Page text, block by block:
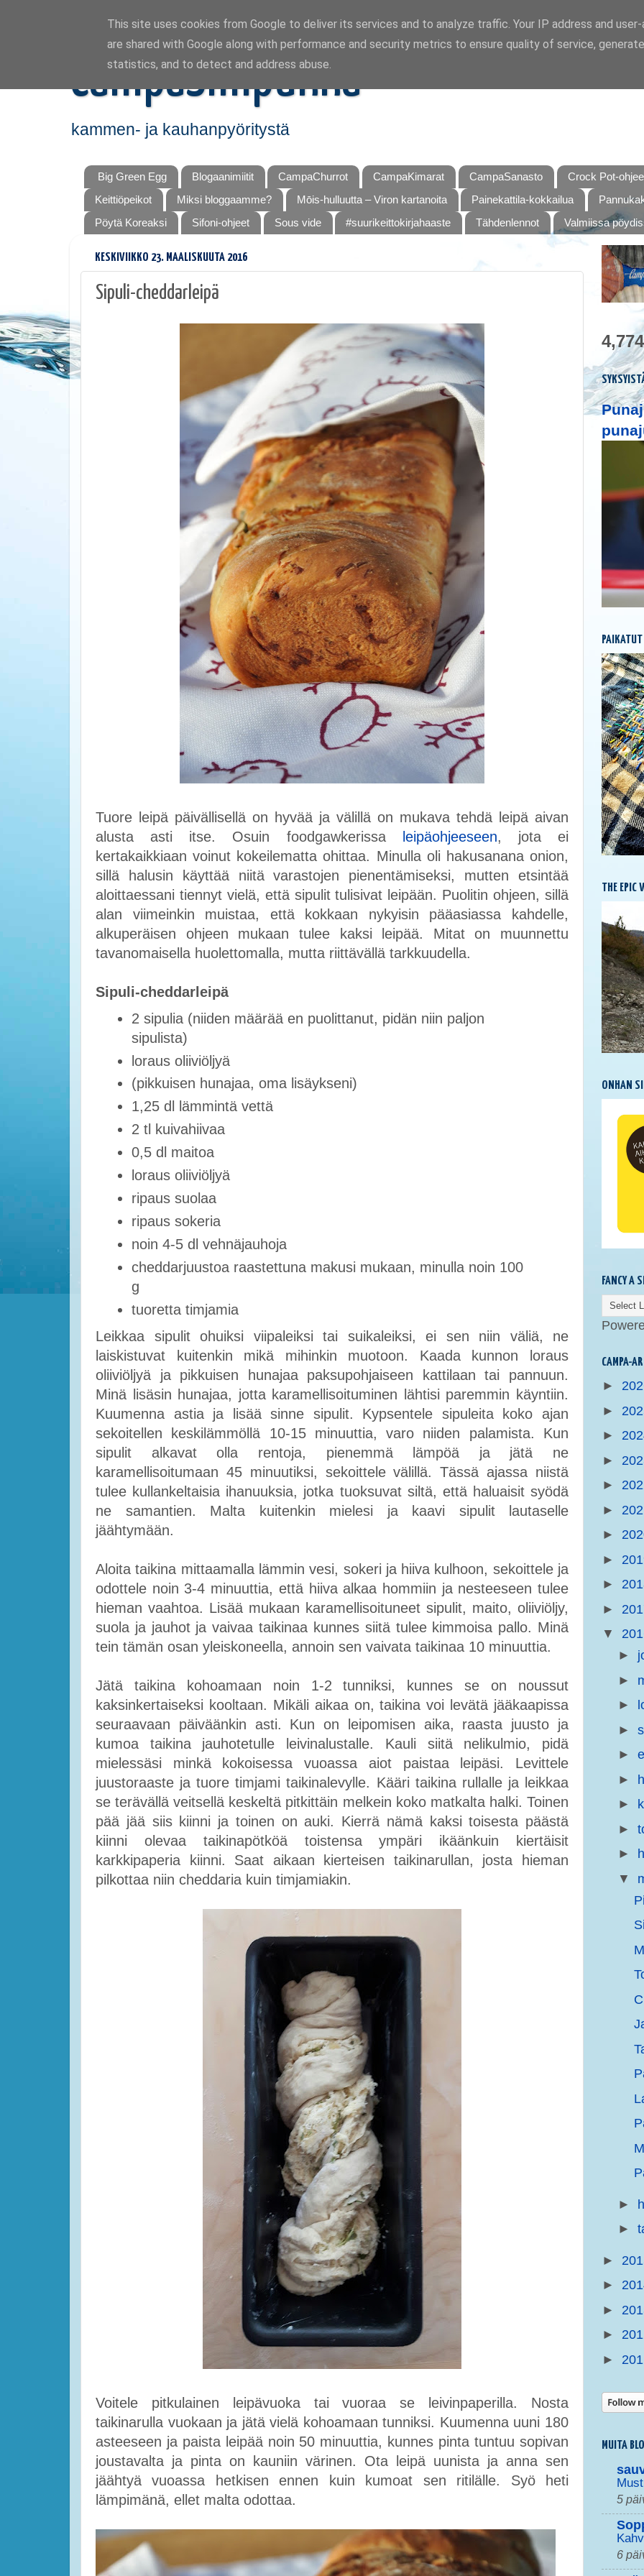
CampaSimpukka
kammen- ja kauhanpyöritystä
Big Green Egg Blogaanimiitit CampaChurrot CampaKimarat CampaSanasto
Crock Pot-
Keittiöpeikot
Miksi bloggaamme? Mōis-hulluutta – Viron kartanoita Painekattila-kokkailua
Pöytä Koreaksi
Sifoni-ohjeet Sous vide #suurikeittokirjahaaste Tähdenlennot Valmiissa
KESKIVIIKKO 23. MAALISKUUTA 2016
Sipuli-cheddarleipä
Tuore leipä päivällisellä on hyvää ja välillä on mukava tehdä leipä aivan
alusta asti itse. Osuin foodgawkerissa leipäohjeeseen, jota ei
kertakaikkiaan voinut kokeilematta ohittaa. Minulla oli hakusanana onion,
sillä halusin käyttää niitä varastojen pienentämiseksi, mutten etsintää
aloittaessani tiennyt vielä, että sipulit tulisivat leipään. Puolitin ohjeen, sillä
alan viimeinkin muistaa, että kokkaan nykyisin pääasiassa kahdelle,
alkuperäisen ohjeen mukaan tulee kaksi leipää. Mitat on muunnettu
tavanomaisella huolettomalla, mutta riittävällä tarkkuudella.
Sipuli-cheddarleipä
2 sipulia (niiden määrää en puolittanut, pidän niin paljon
sipulista)
loraus oliiviöljyä
(pikkuisen hunajaa, oma lisäykseni)
1,25 dl lämmintä vettä
2 tl kuivahiivaa
0,5 dl maitoa
loraus oliiviöljyä
ripaus suolaa
ripaus sokeria
noin 4-5 dl vehnäjauhoja
cheddarjuustoa raastettuna makusi mukaan, minulla noin 100
g
tuoretta timjamia
Leikkaa sipulit ohuiksi viipaleiksi tai suikaleiksi, ei sen niin väliä, ne
laiskistuvat kuitenkin mikä mihinkin muotoon. Kaada kunnon loraus
oliiviöljyä ja pikkuisen hunajaa paksupohjaiseen kattilaan tai pannuun.
Minä lisäsin hunajaa, jotta karamellisoituminen lähtisi paremmin käyntiin.
Kuumenna astia ja lisää sinne sipulit. Kypsentele sipuleita koko ajan
sekoitellen keskilämmöllä 10-15 minuuttia, varo niiden palamista. Kun
sipulit alkavat olla rentoja, pienemmä lämpöä ja jätä ne
karamellisoitumaan 45 minuutiksi, sekoittele välillä. Tässä ajassa niistä
tulee kullankeltaisia ihanuuksia, jotka tuoksuvat siltä, että haluaisit syödä
ne samantien. Malta kuitenkin mielesi ja kaavi sipulit lautaselle
jäähtymään.
Aloita taikina mittaamalla lämmin vesi, sokeri ja hiiva kulhoon, sekoittele ja
odottele noin 3-4 minuuttia, että hiiva alkaa hommiin ja nesteeseen tulee
hieman vaahtoa. Lisää mukaan karamellisoituneet sipulit, maito, oliiviöljy,
suola ja jauhot ja vaivaa taikinaa kunnes siitä tulee kimmoisa pallo. Minä
tein tämän osan yleiskoneella, annoin sen vaivata taikinaa 10 minuuttia.
Jätä taikina kohoamaan noin 1-2 tunniksi, kunnes se on noussut
kaksinkertaiseksi kooltaan. Mikäli aikaa on, taikina voi levätä jääkaapissa
seuraavaan päiväänkin asti. Kun on leipomisen aika, raasta juusto ja
kumoa taikina jauhotetulle leivinalustalle. Kauli siitä nelikulmio, pidä
mielessäsi minkä kokoisessa vuoassa aiot paistaa leipäsi. Levittele
juustoraaste ja tuore timjami taikinalevylle. Kääri taikina rullalle ja leikkaa
se terävällä veitsellä keskeltä pitkittäin melkein koko matkalta halki. Toinen
pää jää siis kiinni ja toinen on auki. Kierrä nämä kaksi toisesta päästä
kiinni olevaa taikinapötköä toistensa ympäri ikäänkuin kiertäisit
karkkipaperia kiinni. Saat aikaan kierteisen taikinarullan, josta hieman
pilkottaa niin cheddaria kuin timjamiakin.
Voitele pitkulainen leipävuoka tai vuoraa se leivinpaperilla. Nosta
taikinarulla vuokaan ja jätä vielä kohoamaan tunniksi. Kuumenna uuni 180
asteeseen ja paista leipää noin 50 minuuttia, kunnes pinta tuntuu sopivan
joustavalta ja pinta on kauniin värinen. Ota leipä uunista ja anna sen
jäähtyä vuoassa hetkisen ennen kuin kumoat sen ritilälle. Syö heti
lämpimänä, ellet malta odottaa.
THE EPIC
ONHAN
FANCY A
CAMPA-
►
►
►
►
►
►
►
►
►
►
▼
►
►
►
►
►
►
►
►
►
▼
►
►
►
►
►
►
►
MUITA
5
6
This site uses cookies from Google to deliver its services and to analyze traffic. Your IP address and
are shared with Google along with performance and security metrics to ensure quality of service,
statistics, and to detect and address abuse.